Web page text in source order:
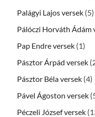
Palágyi Lajos versek (5)
Pálóczi Horváth Ádám
Pap Endre versek (1)
Pásztor Árpád versek
Pásztor Béla versek (4)
Pável Ágoston versek
Péczeli József versek